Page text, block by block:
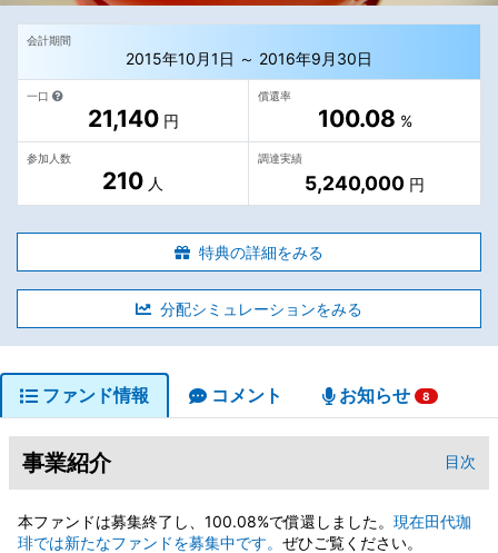
会計期間
2015年10月1日 ～ 2016年9月30日
一口
21,140円
償還率
100.08 %
参加人数
210 人
調達実績
5,240,000 円
特典の詳細をみる
分配シミュレーションをみる
ファンド情報 コメント お知らせ 8
事業紹介 目次
本ファンドは募集終了し、100.08%で償還しました。 現在田代珈
琲では新たなファンドを募集中です。 ぜひご覧ください。